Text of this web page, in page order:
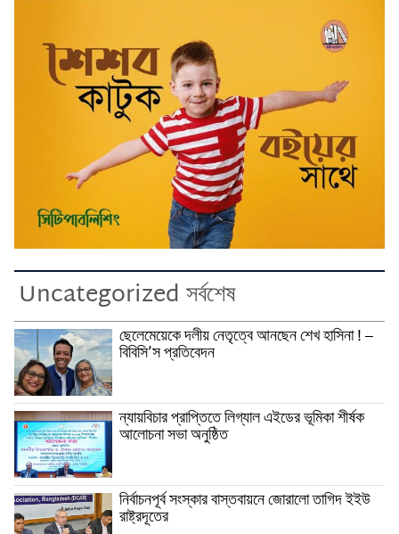
Uncategorized সর্বশেষ
ছেলেমেয়েকে দলীয় নেতৃত্বে আনছেন শেখ হাসিনা ! –
বিবিসি’স প্রতিবেদন
ন্যায়বিচার প্রাপ্তিতে লিগ্যাল এইডের ভূমিকা শীর্ষক
আলোচনা সভা অনুষ্ঠিত
নির্বাচনপূর্ব সংস্কার বাস্তবায়নে জোরালো তাগিদ ইইউ
রাষ্ট্রদূতের